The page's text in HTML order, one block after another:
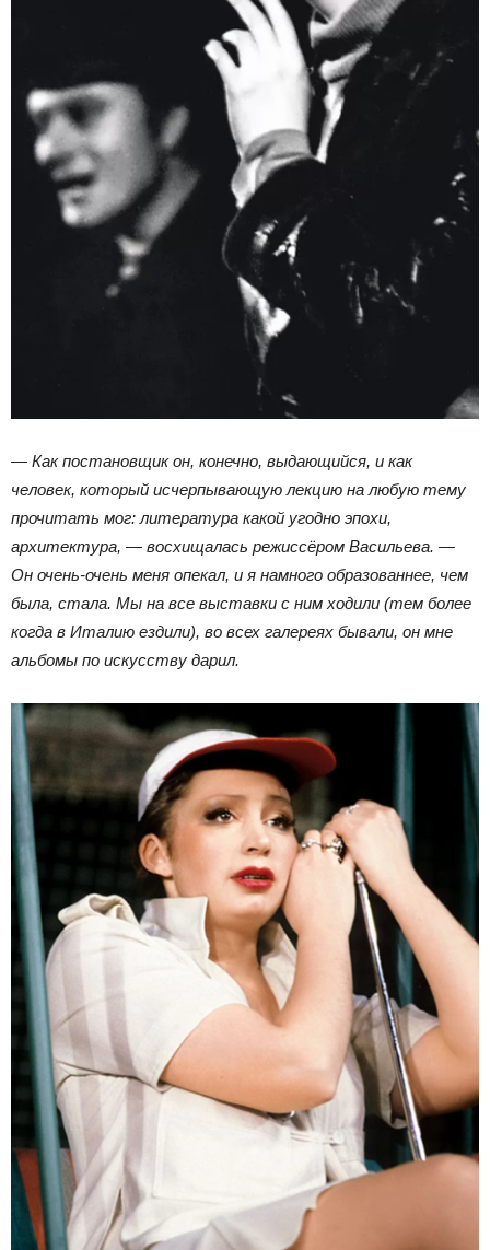
— Как постановщик он, конечно, выдающийся, и как
человек, который исчерпывающую лекцию на любую тему
прочитать мог: литература какой угодно эпохи,
архитектура, — восхищалась режиссёром Васильева. —
Он очень-очень меня опекал, и я намного образованнее, чем
была, стала. Мы на все выставки с ним ходили (тем более
когда в Италию ездили), во всех галереях бывали, он мне
альбомы по искусству дарил.